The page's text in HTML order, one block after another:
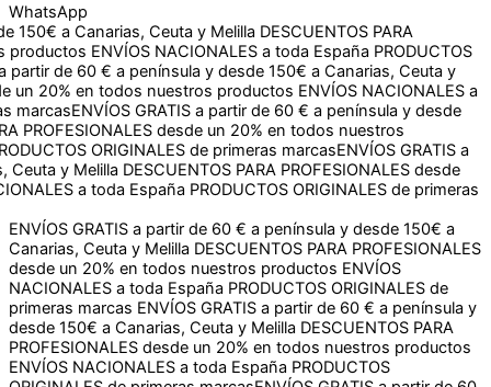
WhatsApp
a Canarias, Ceuta y MelillaDESCUENTOS PARA
ENVÍOS NACIONALES a toda EspañaPRODUCTOS
de 60 € a península y desde 150€ a Canarias, Ceuta y Melilla
todos nuestros productos ENVÍOS NACIONALES a toda
ENVÍOS GRATIS a partir de 60 € a península y desde 150€ a
desde un 20% en todos nuestros productosENVÍOS
de primeras marcasENVÍOS GRATIS a partir de 60 € a
PARA PROFESIONALES desde un 20% en todos
PRODUCTOS ORIGINALES de primeras marcas
Canarias, Ceuta y MelillaDESCUENTOS PARA PROFESIONALES
desde un 20% en todos nuestros productosENVÍOS
NACIONALES a toda EspañaPRODUCTOS ORIGINALES de
primeras marcasENVÍOS GRATIS a partir de 60 € a península y
desde 150€ a Canarias, Ceuta y MelillaDESCUENTOS PARA
PROFESIONALES desde un 20% en todos nuestros productos
ENVÍOS NACIONALES a toda EspañaPRODUCTOS
ORIGINALES de primeras marcasENVÍOS GRATIS a partir de 60